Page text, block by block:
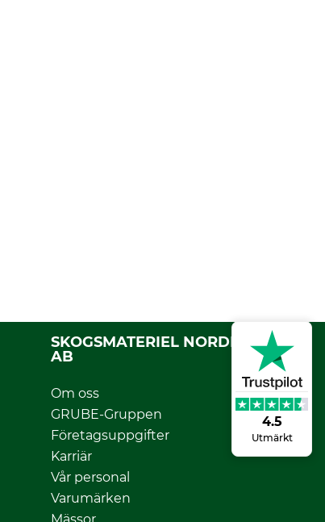
4.5
Utmärkt
SKOGSMATERIEL NORDFOREST
AB
Om oss
GRUBE-Gruppen
Företagsuppgifter
Karriär
Vår personal
Varumärken